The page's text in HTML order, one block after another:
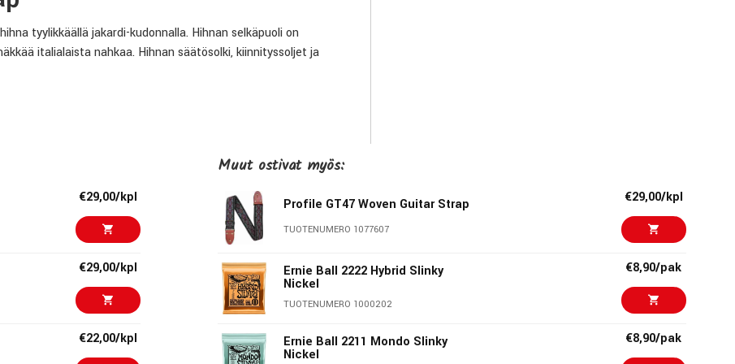
tyylikkäällä jakardi-kudonnalla. Hihnan selkäpuoli on
italialaista nahkaa. Hihnan säätösolki, kiinnityssoljet ja
Se, että ne ovat myös korkealaatuisia ja niitä on
ja muunnelmissa, tekee niistä vain entistä
ja pehmeimmästä nahasta, mokkanahasta, nylonista,
€29,00/kpl
€29,00/kpl
€22,00/kpl
Muut ostivat myös:
Profile GT47 Woven Guitar Strap
TUOTENUMERO 1077607
€29,00/kpl
Ernie Ball 2222 Hybrid Slinky
Nickel
TUOTENUMERO 1000202
€8,90/pak
Ernie Ball 2211 Mondo Slinky
Nickel
€8,90/pak